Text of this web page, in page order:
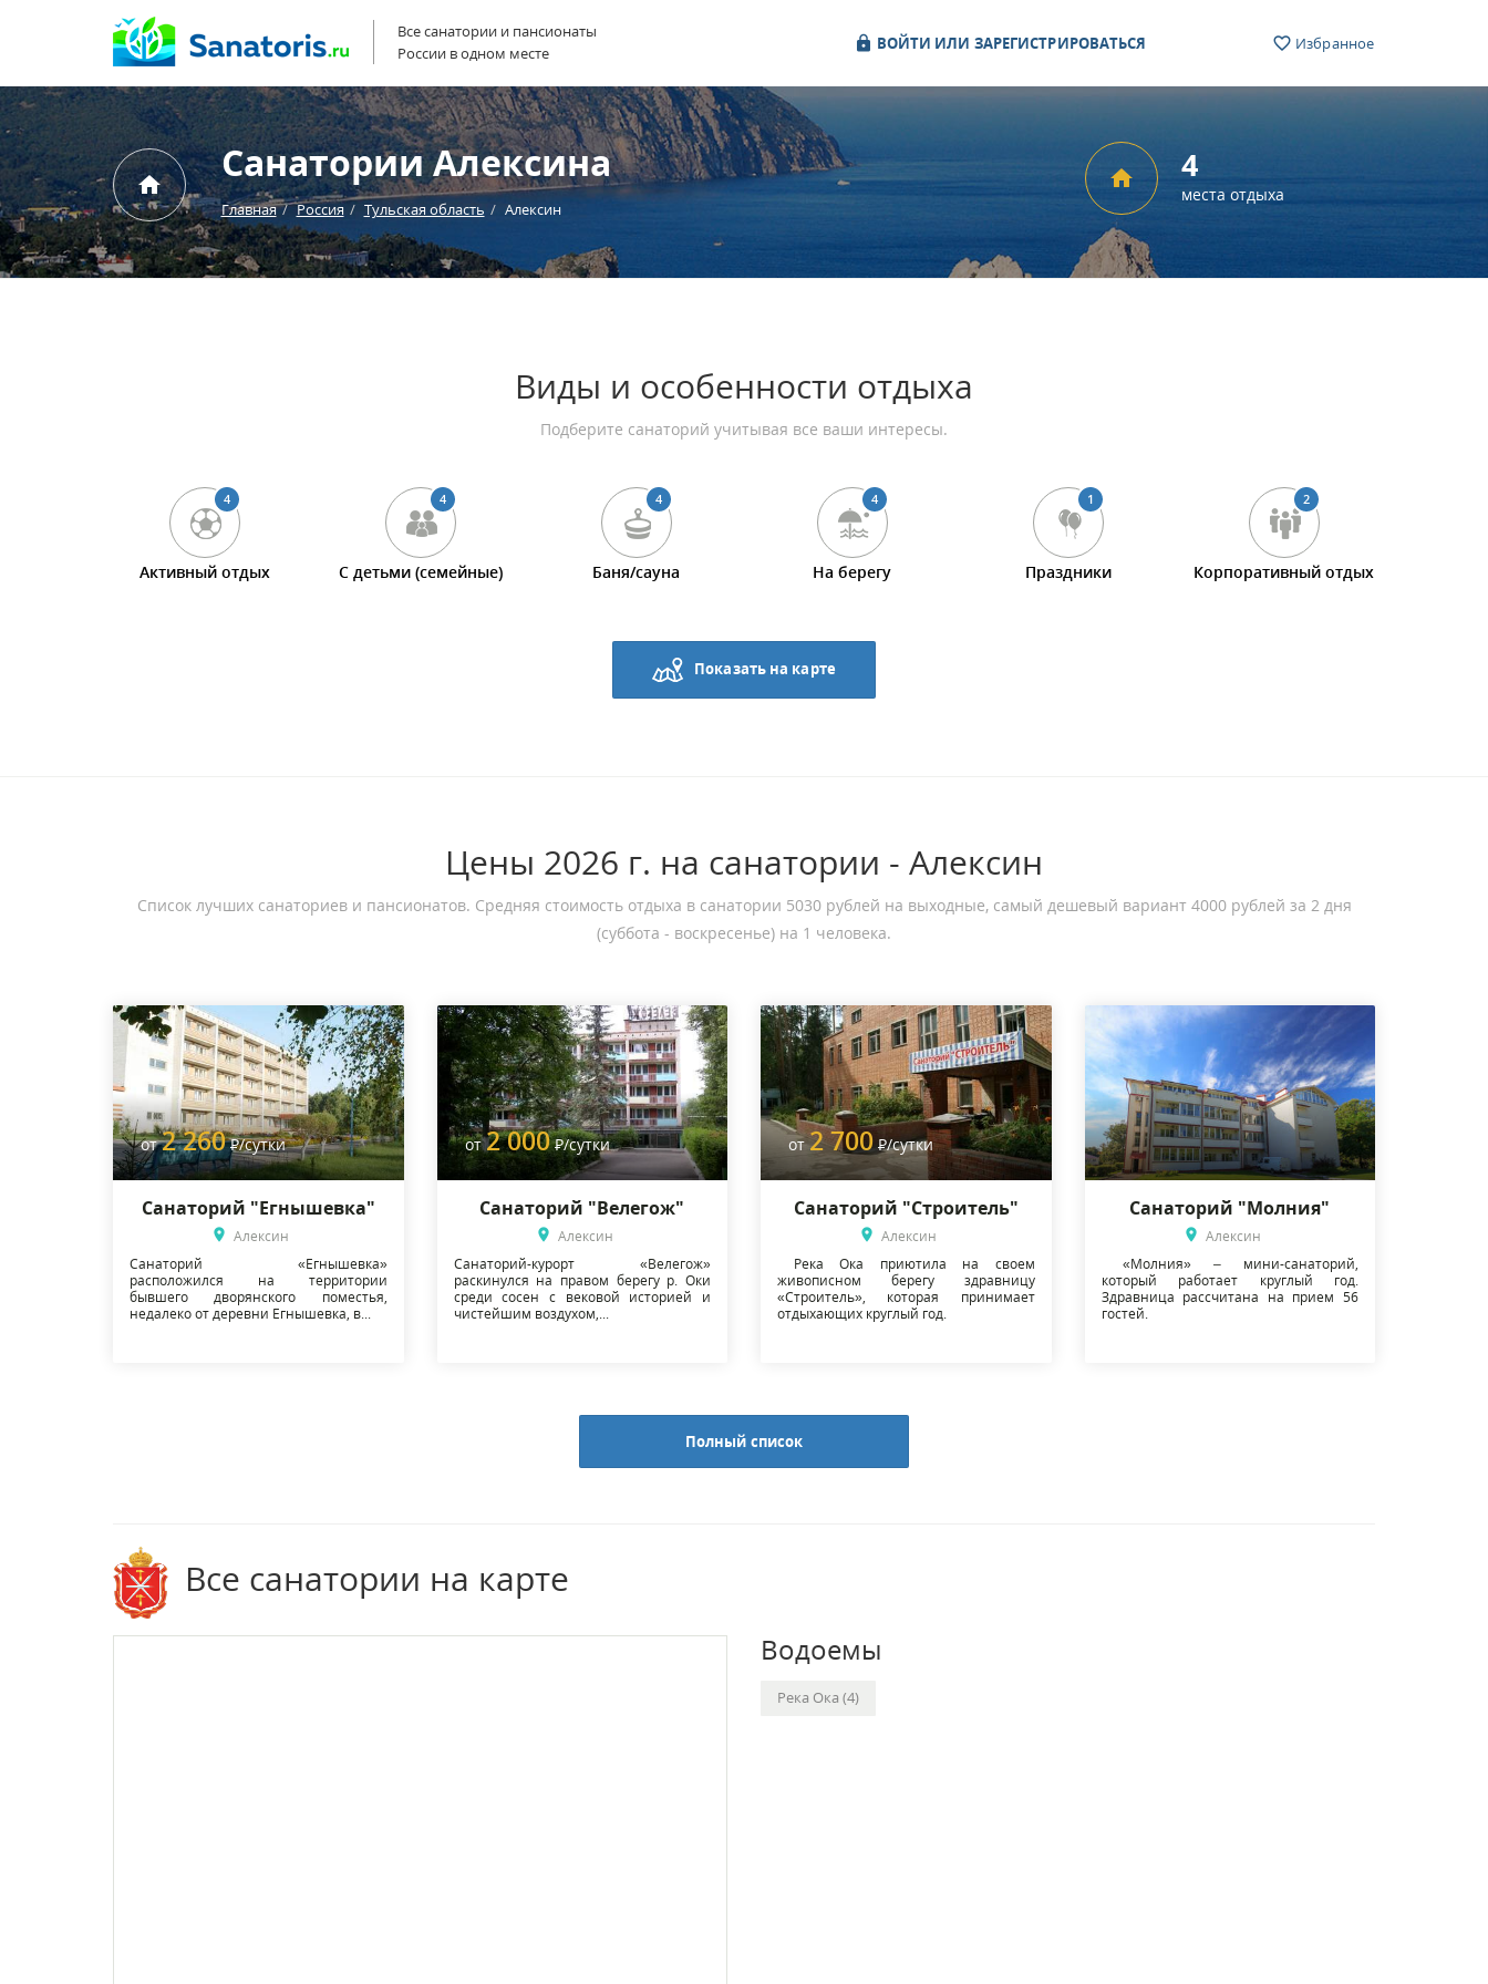
Все санатории и пансионаты
России в одном месте
ВОЙТИ ИЛИ ЗАРЕГИСТРИРОВАТЬСЯ Избранное
Санатории Алексина
Главная Россия Тульская область Алексин
4
места отдыха
Виды и особенности отдыха
Подберите санаторий учитывая все ваши интересы.
4
Активный отдых
4
С детьми (семейные)
4
Баня/сауна
4
На берегу
1
Праздники
2
Корпоративный отдых
Показать на карте
Цены 2026 г. на санатории - Алексин
Список лучших санаториев и пансионатов. Средняя стоимость отдыха в санатории 5030 рублей на выходные, самый дешевый вариант 4000 рублей за 2 дня
(суббота - воскресенье) на 1 человека.
от2 260 Р/сутки
Санаторий "Егнышевка"
Алексин
Санаторий «Егнышевка»
расположился на территории
бывшего дворянского поместья,
недалеко от деревни Егнышевка, в...
от2 000 Р/сутки
Санаторий "Велегож"
Алексин
Санаторий-курорт «Велегож»
раскинулся на правом берегу р. Оки
среди сосен с вековой историей и
чистейшим воздухом,...
от2 700 Р/сутки
Санаторий "Строитель"
Алексин
Река Ока приютила на своем
живописном берегу здравницу
«Строитель», которая принимает
отдыхающих круглый год.
Санаторий "Молния"
Алексин
«Молния» – мини-санаторий,
который работает круглый год.
Здравница рассчитана на прием 56
гостей.
Полный список
Все санатории на карте
Водоемы
Река Ока (4)